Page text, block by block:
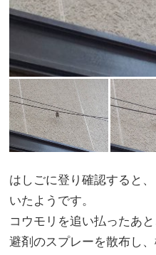
はしごに登り確認すると
いたようです。
コウモリを追い払ったあ
避剤のスプレーを散布し